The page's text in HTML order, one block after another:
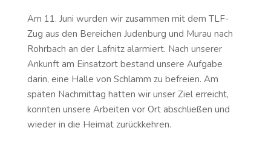
Am 11. Juni wurden wir zusammen mit dem TLF-
Zug aus den Bereichen Judenburg und Murau nach
Rohrbach an der Lafnitz alarmiert. Nach unserer
Ankunft am Einsatzort bestand unsere Aufgabe
darin, eine Halle von Schlamm zu befreien. Am
späten Nachmittag hatten wir unser Ziel erreicht,
konnten unsere Arbeiten vor Ort abschließen und
wieder in die Heimat zurückkehren.